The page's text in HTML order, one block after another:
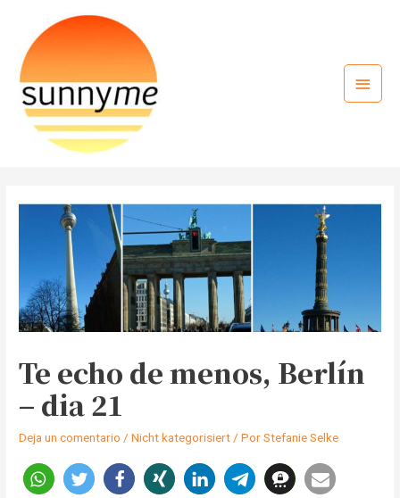
contenido
Menú
Te echo de menos, Berlín
– dia 21
Deja un comentario /Nicht kategorisiert / PorStefanie Selke